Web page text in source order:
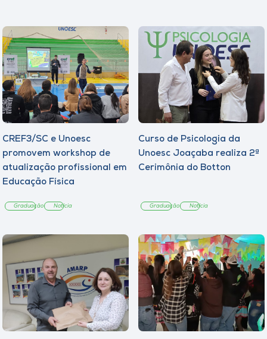
CREF3/SC e Unoesc
promovem workshop de
atualização profissional em
Educação Física
Graduação Notícia
Curso de Psicologia da
Unoesc Joaçaba realiza 2ª
Cerimônia do Botton
Graduação Notícia